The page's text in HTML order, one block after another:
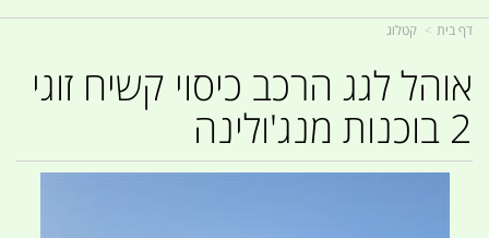
דף בית קטלוג
אוהל לגג הרכב כיסוי קשיח זוגי
2 בוכנות מנג'ולינה